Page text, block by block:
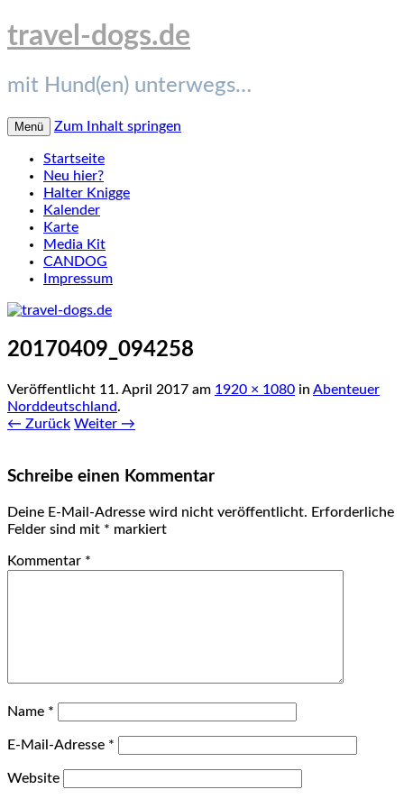
travel-dogs.de
mit Hund(en) unterwegs…
Menü Zum Inhalt springen
Startseite
Neu hier?
Halter Knigge
Kalender
Karte
Media Kit
CANDOG
Impressum
20170409_094258
Veröffentlicht 11. April 2017 am 1920 × 1080 in Abenteuer
Norddeutschland.
← Zurück Weiter →
Schreibe einen Kommentar
Deine E-Mail-Adresse wird nicht veröffentlicht. Erforderliche
Felder sind mit * markiert
Kommentar *
Name *
E-Mail-Adresse *
Website